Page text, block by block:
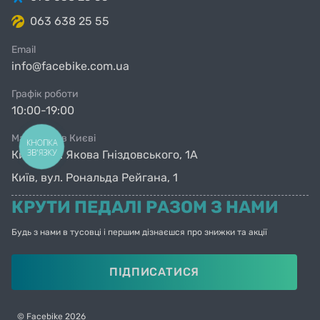
велосипеды RoyalBaby c пометкой Official UA
обязательно поставляются с Сертификатом
номером на сертификате и голограммой, и
Гарантийной картой с гарантией 10 лет на
раму и 6 месяцев на комплектующие!
063 638 25 55
Email
info@facebike.com.ua
Графік роботи
10:00-19:00
Магазини в Києві
Київ, вул. Якова Гніздовського, 1А
Київ, вул. Рональда Рейгана, 1
КРУТИ ПЕДАЛІ РАЗОМ З НАМИ
Будь з нами в тусовці і першим дізнаєшся про знижки та акції
ПІДПИСАТИСЯ
© Facebike 2026
КНОПКА
ЗВ'ЯЗКУ